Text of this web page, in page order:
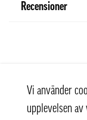
Recensioner
Vi använder
upplevelsen